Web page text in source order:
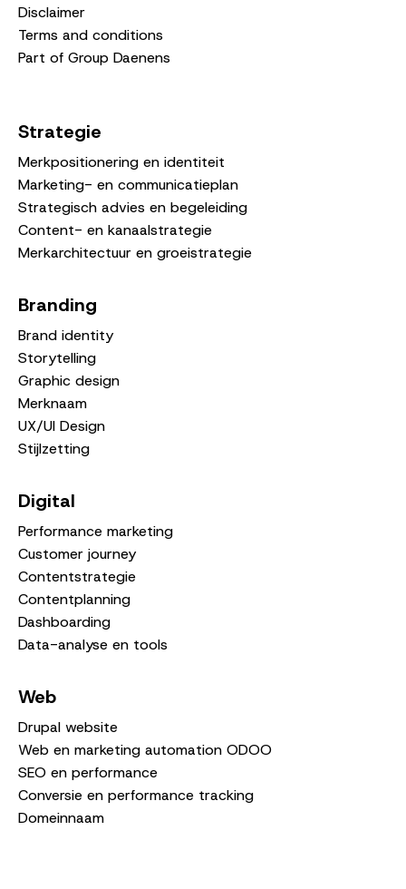
Disclaimer
Terms and conditions
Part of Group Daenens
Strategie
Merkpositionering en identiteit
Marketing- en communicatieplan
Strategisch advies en begeleiding
Content- en kanaalstrategie
Merkarchitectuur en groeistrategie
Branding
Brand identity
Storytelling
Graphic design
Merknaam
UX/UI Design
Stijlzetting
Digital
Performance marketing
Customer journey
Contentstrategie
Contentplanning
Dashboarding
Data-analyse en tools
Web
Drupal website
Web en marketing automation ODOO
SEO en performance
Conversie en performance tracking
Domeinnaam